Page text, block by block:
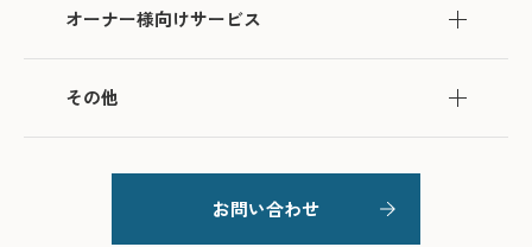
オーナー様向けサービス
その他
お問い合わせ